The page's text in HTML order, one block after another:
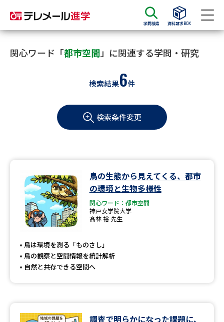
学問検索 資料請求BOX
資料請求 資料検索
大学・短大の資料種類から請求
学部・学科パンフ
過去問題集
大学・短大以外の資料から請求
専門学校の資料請求 大学院の資料請求
留学・進学関連、塾・予備校
関心ワード「都市空間」に関連する学問・研究
検索結果6件
検索条件変更
鳥の生態から見えてくる、都市
の環境と生物多様性
関心ワード：都市空間
神戸女学院大学
髙林 裕 先生
鳥は環境を測る「ものさし」
鳥の観察と空間情報を統計解析
自然と共存できる空間へ
調査で明らかになった課題に、